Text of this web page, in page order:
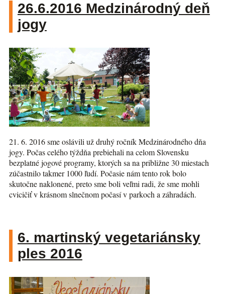
26.6.2016 Medzinárodný deň
jogy
21. 6. 2016 sme oslávili už druhý ročník Medzinárodného dňa
jogy. Počas celého týždňa prebiehali na celom Slovensku
bezplatné jogové programy, ktorých sa na približne 30 miestach
zúčastnilo takmer 1000 ľudí. Počasie nám tento rok bolo
skutočne naklonené, preto sme boli veľmi radi, že sme mohli
cvicičiť v krásnom slnečnom počasí v parkoch a záhradách.
6. martinský vegetariánsky
ples 2016